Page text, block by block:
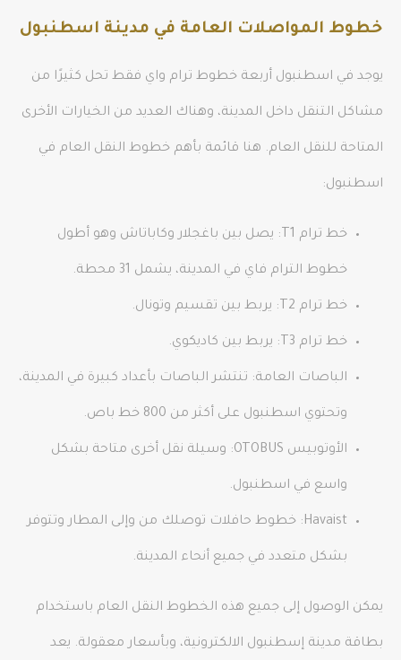
خطوط المواصلات العامة في مدينة اسطنبول
يوجد في اسطنبول أربعة خطوط ترام واي فقط تحل كثيرًا من
مشاكل التنقل داخل المدينة، وهناك العديد من الخيارات الأخرى
المتاحة للنقل العام. هنا قائمة بأهم خطوط النقل العام في
اسطنبول:
خط ترام T1: يصل بين باغجلار وكاباتاش وهو أطول
خطوط الترام فاي في المدينة، يشمل 31 محطة.
خط ترام T2: يربط بين تقسيم وتونال.
خط ترام T3: يربط بين كاديكوي.
الباصات العامة: تنتشر الباصات بأعداد كبيرة في المدينة،
وتحتوي اسطنبول على أكثر من 800 خط باص.
الأوتوبيس OTOBUS: وسيلة نقل أخرى متاحة بشكل
واسع في اسطنبول.
Havaist: خطوط حافلات توصلك من وإلى المطار وتتوفر
بشكل متعدد في جميع أنحاء المدينة.
يمكن الوصول إلى جميع هذه الخطوط النقل العام باستخدام
بطاقة مدينة إسطنبول الالكترونية، وبأسعار معقولة. يعد